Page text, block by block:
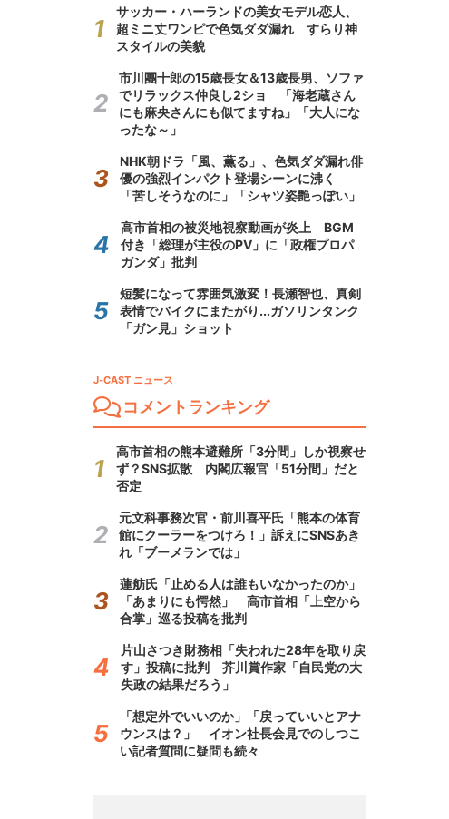
サッカー・ハーランドの美女モデル恋人、
超ミニ丈ワンピで色気ダダ漏れ すらり神
スタイルの美貌
市川團十郎の15歳長女＆13歳長男、ソファ
でリラックス仲良し2ショ 「海老蔵さん
にも麻央さんにも似てますね」「大人にな
ったな～」
NHK朝ドラ「風、薫る」、色気ダダ漏れ俳
優の強烈インパクト登場シーンに沸く
「苦しそうなのに」「シャツ姿艶っぽい」
高市首相の被災地視察動画が炎上 BGM
付き「総理が主役のPV」に「政権プロパ
ガンダ」批判
短髪になって雰囲気激変！長瀬智也、真剣
表情でバイクにまたがり...ガソリンタンク
「ガン見」ショット
J-CAST ニュース
コメントランキング
高市首相の熊本避難所「3分間」しか視察せ
ず？SNS拡散 内閣広報官「51分間」だと
否定
元文科事務次官・前川喜平氏「熊本の体育
館にクーラーをつけろ！」訴えにSNSあき
れ「ブーメランでは」
蓮舫氏「止める人は誰もいなかったのか」
「あまりにも愕然」 高市首相「上空から
合掌」巡る投稿を批判
片山さつき財務相「失われた28年を取り戻
す」投稿に批判 芥川賞作家「自民党の大
失政の結果だろう」
「想定外でいいのか」「戻っていいとアナ
ウンスは？」 イオン社長会見でのしつこ
い記者質問に疑問も続々